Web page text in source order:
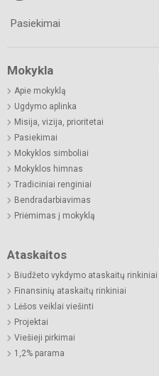
Pasiekimai
Mokykla
Apie mokyklą
Ugdymo aplinka
Misija, vizija, prioritetai
Pasiekimai
Mokyklos simboliai
Mokyklos himnas
Tradiciniai renginiai
Bendradarbiavimas
Priėmimas į mokyklą
Ataskaitos
Biudžeto vykdymo ataskaitų rinkiniai
Finansinių ataskaitų rinkiniai
Lėšos veiklai viešinti
Projektai
Viešieji pirkimai
1,2% parama